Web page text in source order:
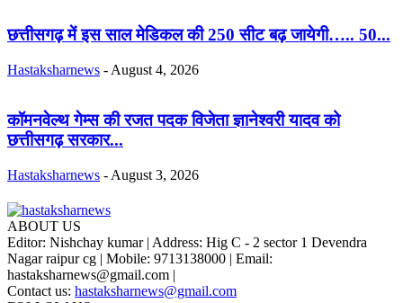
छत्तीसगढ़ में इस साल मेडिकल की 250 सीट बढ़ जायेगी….. 50...
Hastaksharnews - August 4, 2026
कॉमनवेल्थ गेम्स की रजत पदक विजेता ज्ञानेश्वरी यादव को
छत्तीसगढ़ सरकार...
Hastaksharnews - August 3, 2026
ABOUT US
Editor: Nishchay kumar | Address: Hig C - 2 sector 1 Devendra
Nagar raipur cg | Mobile: 9713138000 | Email:
hastaksharnews@gmail.com |
Contact us: hastaksharnews@gmail.com